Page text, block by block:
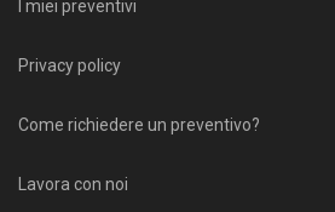
I miei preventivi
Privacy policy
Come richiedere un preventivo?
Lavora con noi